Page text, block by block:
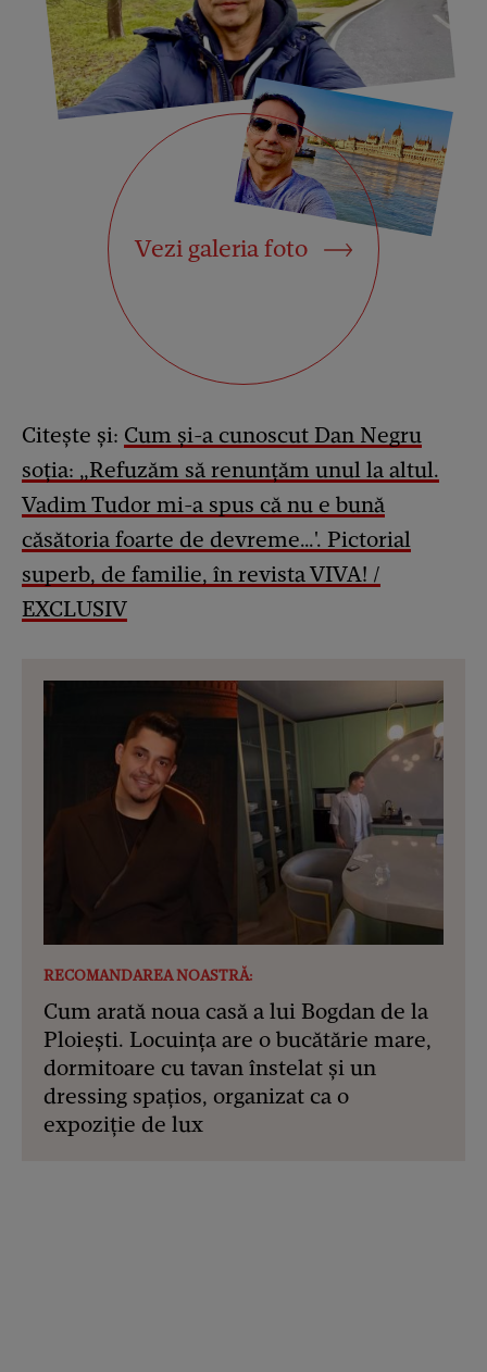
Vezi galeria foto
Citește și: Cum și-a cunoscut Dan Negru
soția: „Refuzăm să renunțăm unul la altul.
Vadim Tudor mi-a spus că nu e bună
căsătoria foarte de devreme…'. Pictorial
superb, de familie, în revista VIVA! /
EXCLUSIV
RECOMANDAREA NOASTRĂ:
Cum arată noua casă a lui Bogdan de la
Ploiești. Locuința are o bucătărie mare,
dormitoare cu tavan înstelat și un
dressing spațios, organizat ca o
expoziție de lux